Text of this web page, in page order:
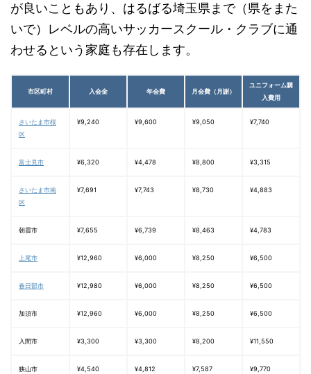
が良いこともあり、はるばる埼玉県まで（県をまた
いで）レベルの高いサッカースクール・クラブに通
わせるという家庭も存在します。
市区町村 入会金 年会費 月会費（月謝）
ユニフォーム購
入費用
さいたま市桜
区
¥9,240 ¥9,600 ¥9,050 ¥7,740
富士見市 ¥6,320 ¥4,478 ¥8,800 ¥3,315
さいたま市南
区
¥7,691 ¥7,743 ¥8,730 ¥4,883
朝霞市 ¥7,655 ¥6,739 ¥8,463 ¥4,783
上尾市 ¥12,960 ¥6,000 ¥8,250 ¥6,500
春日部市 ¥12,980 ¥6,000 ¥8,250 ¥6,500
加須市 ¥12,960 ¥6,000 ¥8,250 ¥6,500
入間市 ¥3,300 ¥3,300 ¥8,200 ¥11,550
狭山市 ¥4,540 ¥4,812 ¥7,587 ¥9,770